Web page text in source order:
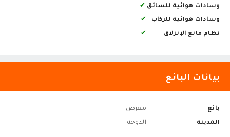
وسادات هوائية للسائق ✔
وسادات هوائية للركاب
✔
نظام مانع الإنزلاق
✔
بيانات البائع
بائع
معرض
المدينة
الدوحة